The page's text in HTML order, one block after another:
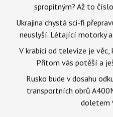
spropitným? Až to
Ukrajina chystá sci-fi
neuslyší. Létající motorky a
V krabici od televize je
Přitom vás potěší a
Rusko bude v dosahu
transportních obrů
doletem